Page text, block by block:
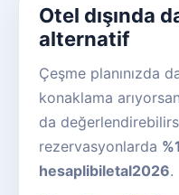
Otel dışında
alternatif
Çeşme planınızda
konaklama
da
rezervasyonlarda
hesaplibiletal2026.